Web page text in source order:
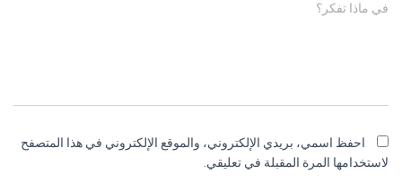
في ماذا تفكر؟
احفظ اسمي، بريدي الإلكتروني، والموقع الإلكتروني في هذا المتصفح
لاستخدامها المرة المقبلة في تعليقي.